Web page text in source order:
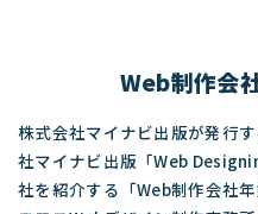
Web制作会
株式会社マイナビ出版が発行
社マイナビ出版「Web
社を紹介する「Web制作会社